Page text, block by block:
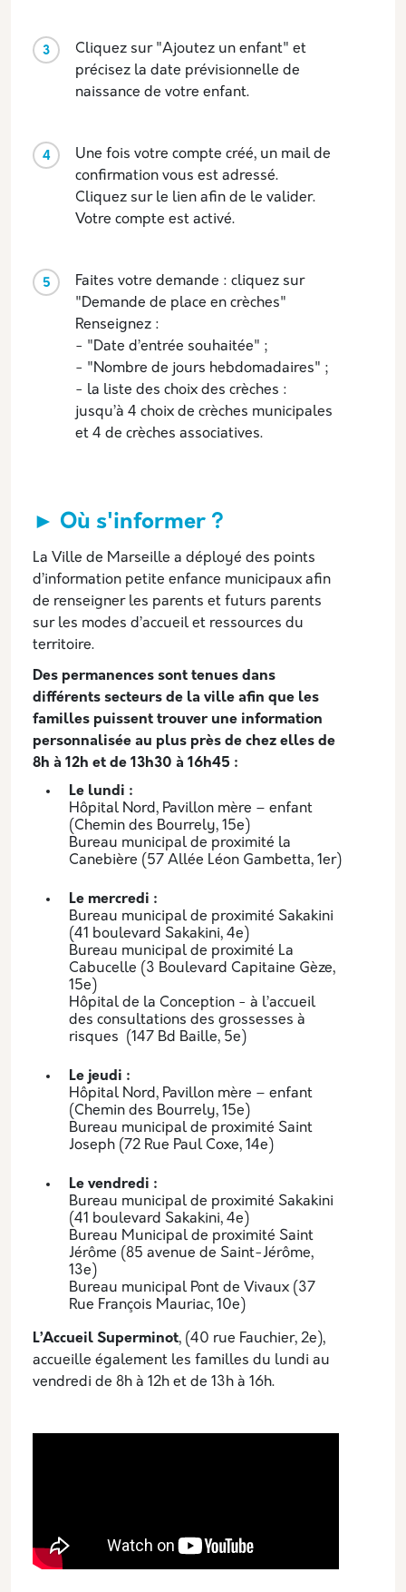
Cliquez sur "Ajoutez un enfant" et
précisez la date prévisionnelle de
naissance de votre enfant.
Une fois votre compte créé, un mail de
confirmation vous est adressé.
Cliquez sur le lien afin de le valider.
Votre compte est activé.
Faites votre demande : cliquez sur
"Demande de place en crèches"
Renseignez :
- "Date d’entrée souhaitée" ;
- "Nombre de jours hebdomadaires" ;
- la liste des choix des crèches :
jusqu’à 4 choix de crèches municipales
et 4 de crèches associatives.
► Où s'informer ?
La Ville de Marseille a déployé des points
d’information petite enfance municipaux afin
de renseigner les parents et futurs parents
sur les modes d’accueil et ressources du
territoire.
Des permanences sont tenues dans
différents secteurs de la ville afin que les
familles puissent trouver une information
personnalisée au plus près de chez elles de
8h à 12h et de 13h30 à 16h45 :
Le lundi :
Hôpital Nord, Pavillon mère – enfant
(Chemin des Bourrely, 15e)
Bureau municipal de proximité la
Canebière (57 Allée Léon Gambetta, 1er)
Le mercredi :
Bureau municipal de proximité Sakakini
(41 boulevard Sakakini, 4e)
Bureau municipal de proximité La
Cabucelle (3 Boulevard Capitaine Gèze,
15e)
Hôpital de la Conception - à l’accueil
des consultations des grossesses à
risques (147 Bd Baille, 5e)
Le jeudi :
Hôpital Nord, Pavillon mère – enfant
(Chemin des Bourrely, 15e)
Bureau municipal de proximité Saint
Joseph (72 Rue Paul Coxe, 14e)
Le vendredi :
Bureau municipal de proximité Sakakini
(41 boulevard Sakakini, 4e)
Bureau Municipal de proximité Saint
Jérôme (85 avenue de Saint-Jérôme,
13e)
Bureau municipal Pont de Vivaux (37
Rue François Mauriac, 10e)
L’Accueil Superminot, (40 rue Fauchier, 2e),
accueille également les familles du lundi au
vendredi de 8h à 12h et de 13h à 16h.